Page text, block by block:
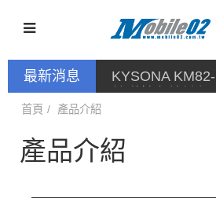
最新消息
KYSONA
競磁軸有線鍵盤
首頁 產品介紹
產品介紹